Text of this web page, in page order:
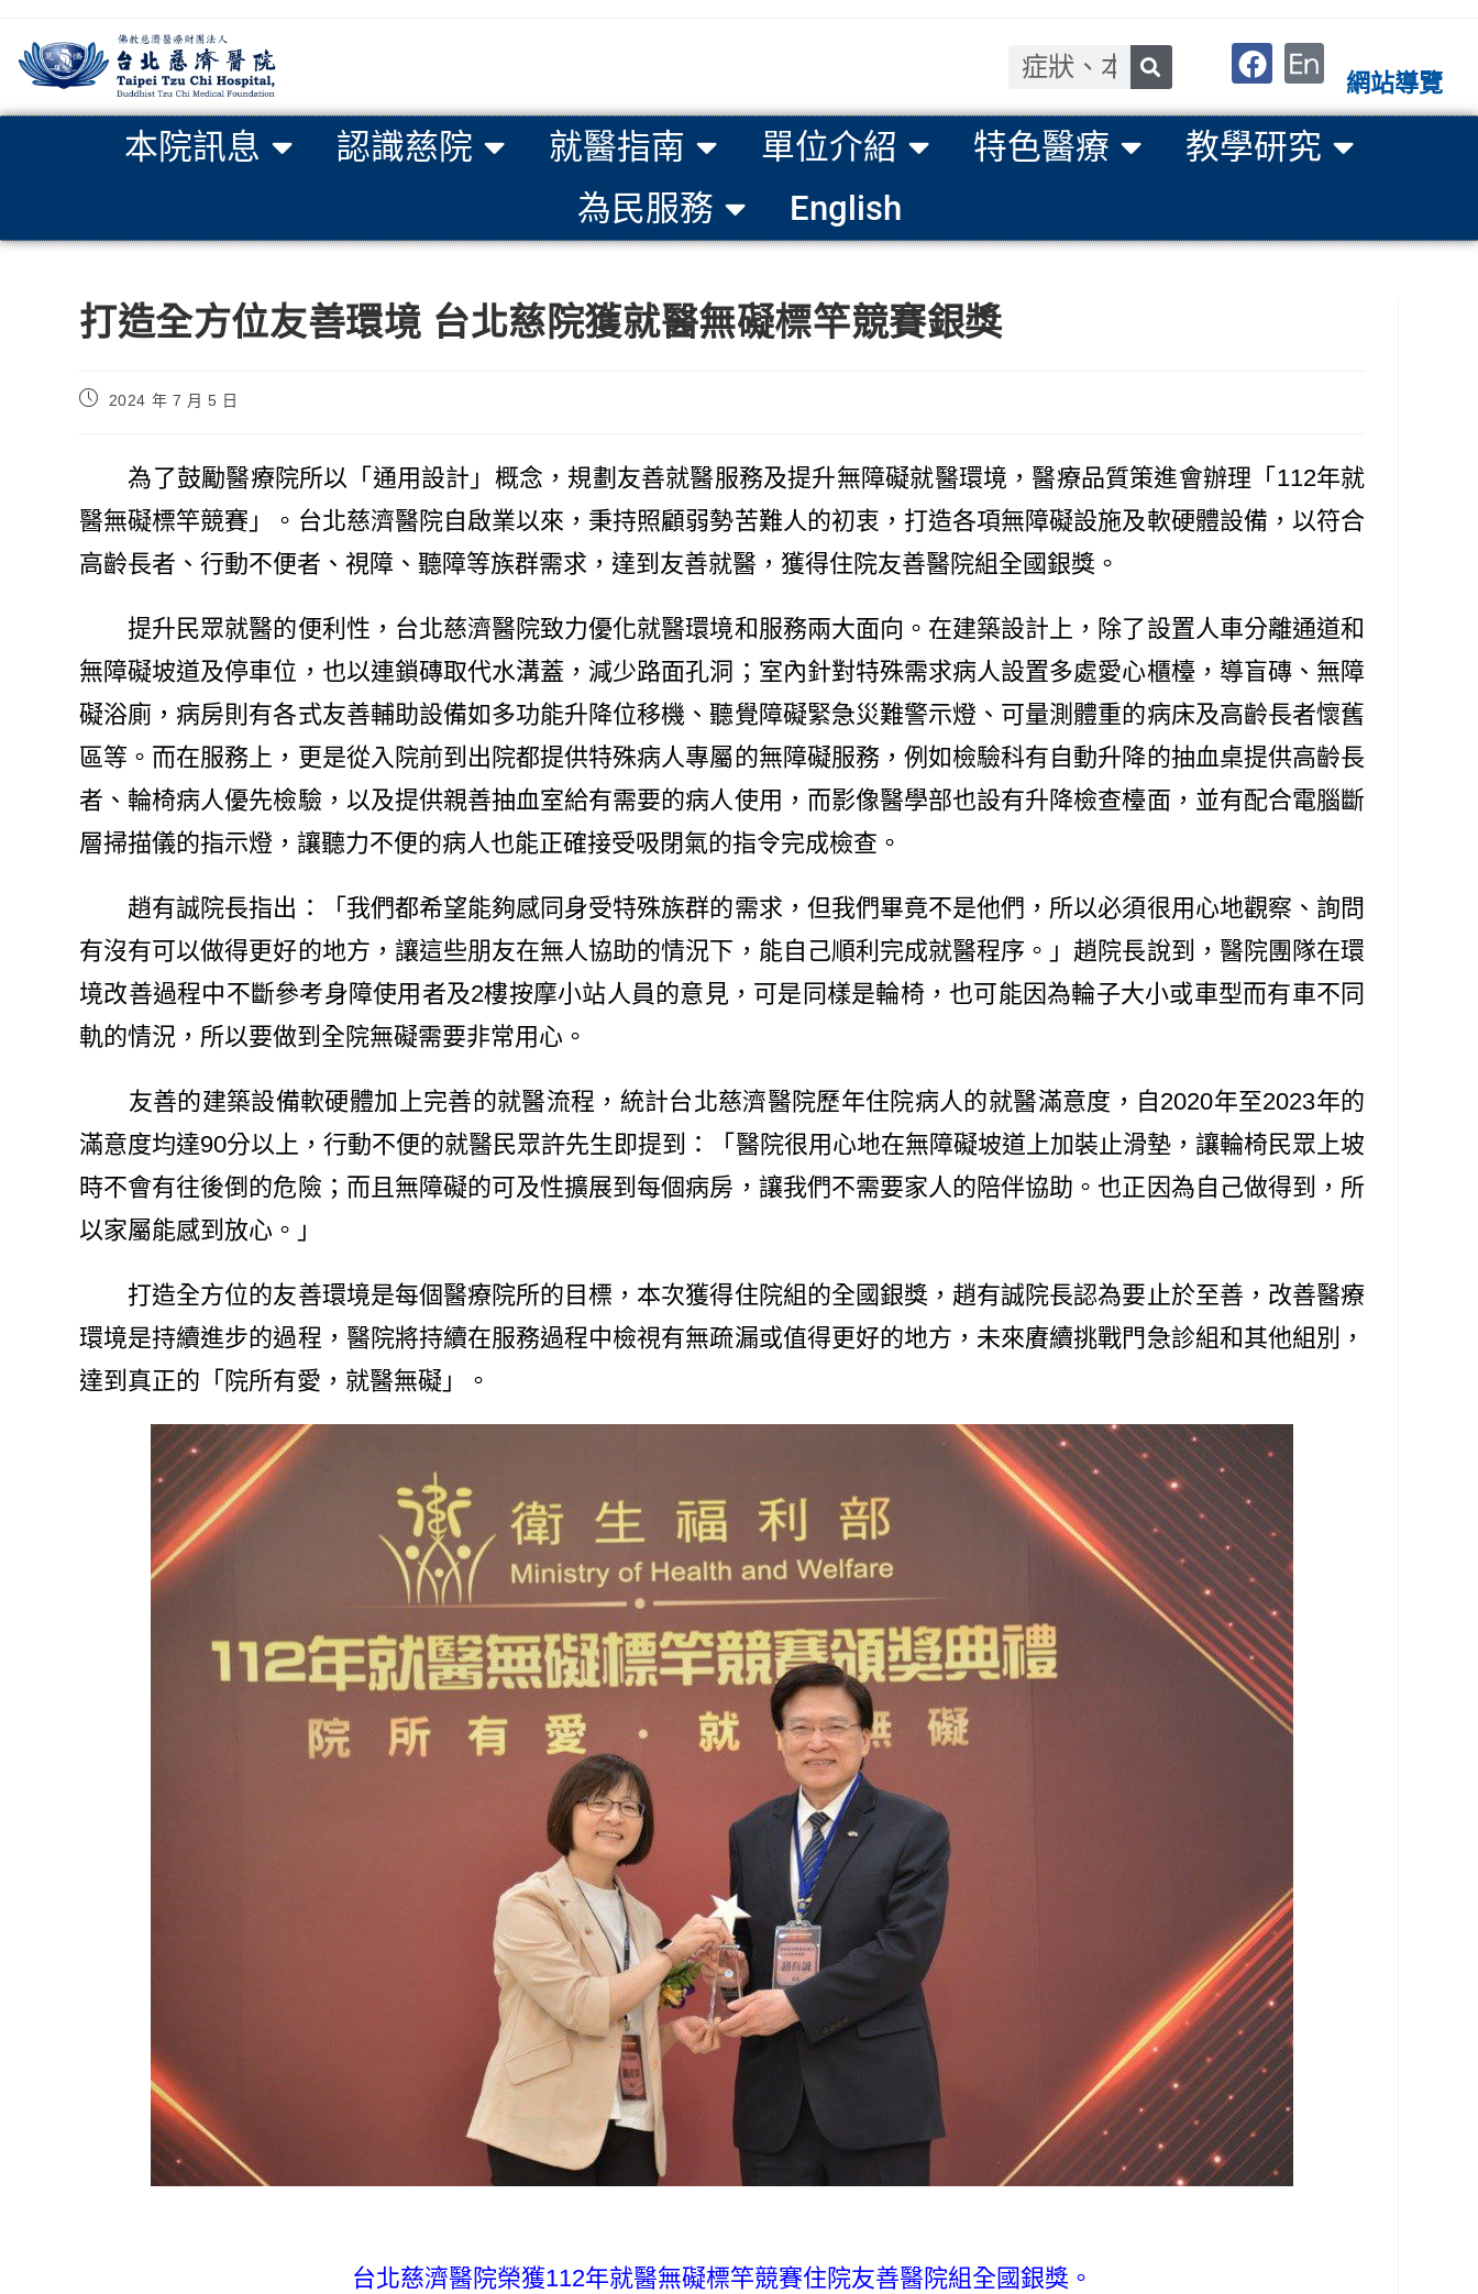
網站導覽
本院訊息 認識慈院 就醫指南 單位介紹 特色醫療
教學研究
為民服務
English
打造全方位友善環境 台北慈院獲就醫無礙標竿競賽銀獎
2024 年 7 月 5 日
為了鼓勵醫療院所以「通用設計」概念，規劃友善就醫服務及提升無障礙就醫環境，醫療品質策進會辦理「112年就
醫無礙標竿競賽」。台北慈濟醫院自啟業以來，秉持照顧弱勢苦難人的初衷，打造各項無障礙設施及軟硬體設備，以符合
高齡長者、行動不便者、視障、聽障等族群需求，達到友善就醫，獲得住院友善醫院組全國銀獎。
提升民眾就醫的便利性，台北慈濟醫院致力優化就醫環境和服務兩大面向。在建築設計上，除了設置人車分離通道和
無障礙坡道及停車位，也以連鎖磚取代水溝蓋，減少路面孔洞；室內針對特殊需求病人設置多處愛心櫃檯，導盲磚、無障
礙浴廁，病房則有各式友善輔助設備如多功能升降位移機、聽覺障礙緊急災難警示燈、可量測體重的病床及高齡長者懷舊
區等。而在服務上，更是從入院前到出院都提供特殊病人專屬的無障礙服務，例如檢驗科有自動升降的抽血桌提供高齡長
者、輪椅病人優先檢驗，以及提供親善抽血室給有需要的病人使用，而影像醫學部也設有升降檢查檯面，並有配合電腦斷
層掃描儀的指示燈，讓聽力不便的病人也能正確接受吸閉氣的指令完成檢查。
趙有誠院長指出：「我們都希望能夠感同身受特殊族群的需求，但我們畢竟不是他們，所以必須很用心地觀察、詢問
有沒有可以做得更好的地方，讓這些朋友在無人協助的情況下，能自己順利完成就醫程序。」趙院長說到，醫院團隊在環
境改善過程中不斷參考身障使用者及2樓按摩小站人員的意見，可是同樣是輪椅，也可能因為輪子大小或車型而有車不同
軌的情況，所以要做到全院無礙需要非常用心。
友善的建築設備軟硬體加上完善的就醫流程，統計台北慈濟醫院歷年住院病人的就醫滿意度，自2020年至2023年的
滿意度均達90分以上，行動不便的就醫民眾許先生即提到：「醫院很用心地在無障礙坡道上加裝止滑墊，讓輪椅民眾上坡
時不會有往後倒的危險；而且無障礙的可及性擴展到每個病房，讓我們不需要家人的陪伴協助。也正因為自己做得到，所
以家屬能感到放心。」
打造全方位的友善環境是每個醫療院所的目標，本次獲得住院組的全國銀獎，趙有誠院長認為要止於至善，改善醫療
環境是持續進步的過程，醫院將持續在服務過程中檢視有無疏漏或值得更好的地方，未來賡續挑戰門急診組和其他組別，
達到真正的「院所有愛，就醫無礙」。
台北慈濟醫院榮獲112年就醫無礙標竿競賽住院友善醫院組全國銀獎。